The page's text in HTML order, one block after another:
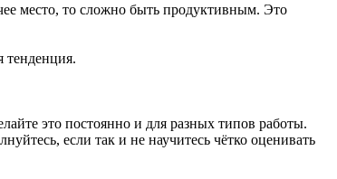
место, то сложно быть продуктивным. Это
тенденция.
это постоянно и для разных типов работы.
если так и не научитесь чётко оценивать